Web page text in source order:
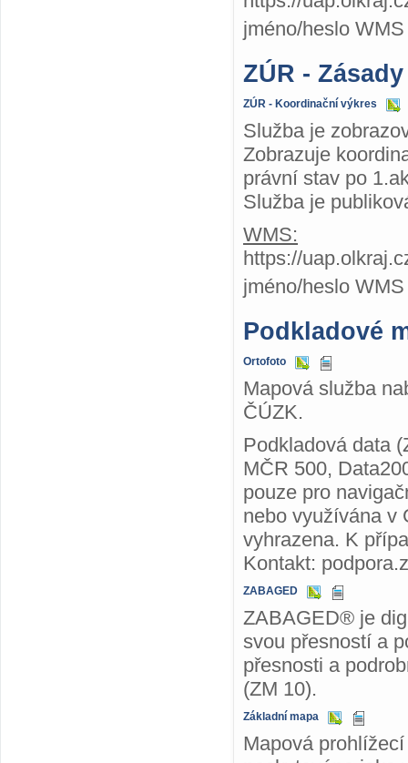
jméno/heslo
ZÚR -
ZÚR - Koordinační výkres
Služba je
Zobrazuje
právní stav po
Služba je
WMS:
https://
jméno/heslo
Podkladové
Ortofoto
Mapová služba
ČÚZK.
Podkladová data
MČR 500,
pouze pro
nebo využívána v
vyhrazena. K
Kontakt:
ZABAGED
ZABAGED® je
svou přesností a
přesnosti a
(ZM 10).
Základní mapa
Mapová